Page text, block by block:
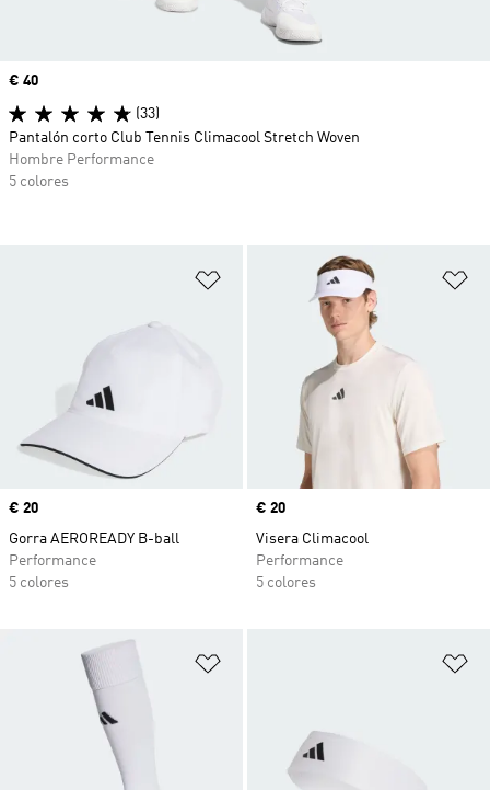
Añadir a la lista de deseos
Precio
€ 20
Gorra AEROREADY B-ball
Performance
5 colores
Precio
€ 20
Visera Climacool
Performance
5 colores
Precio
€ 40
(33)
Pantalón corto Club Tennis Climacool Stretch Woven
Hombre Performance
5 colores